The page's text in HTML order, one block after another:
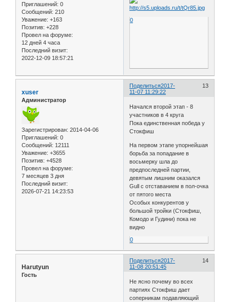
Приглашений: 0
Сообщений: 210
Уважение: +163
Позитив: +228
Провел на форуме:
12 дней 4 часа
Последний визит:
2022-12-09 18:57:21
0
Поделиться 13
2017-
11-07 11:29:22
xuser
Администратор
Зарегистрирован: 2014-04-06
Приглашений: 0
Сообщений: 12111
Уважение: +3655
Позитив: +4528
Провел на форуме:
7 месяцев 3 дня
Последний визит:
2026-07-21 14:23:53
Начался второй этап - 8
участников в 4 круга
Пока единственная победа у
Стокфиш
На первом этапе упорнейшая
борьба за попадание в
восьмерку шла до
предпоследней партии,
девятым лишним оказался
Gull с отставанием в пол-очка
от пятого места
Особых конкурентов у
большой тройки (Стокфиш,
Комодо и Гудини) пока не
видно
0
Поделиться 14
2017-
11-08 20:51:45
Harutyun
Гость
Не ясно почему во всех
партиях Стокфиш дает
соперникам подавляющий